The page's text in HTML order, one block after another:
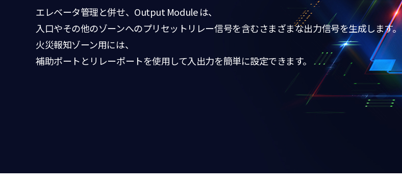
エレベータ管理と併せ、Output Module は、
入口やその他のゾーンへのプリセットリレー信号を含むさまざまな出力信号を生成します。
火災報知ゾーン用には、
補助ポートとリレーポートを使用して入出力を簡単に設定できます。